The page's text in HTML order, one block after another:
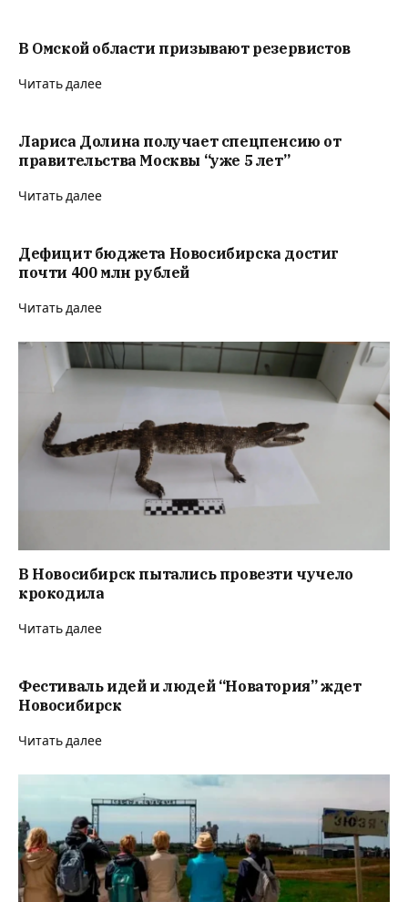
В Омской области призывают резервистов
Читать далее
Лариса Долина получает спецпенсию от
правительства Москвы “уже 5 лет”
Читать далее
Дефицит бюджета Новосибирска достиг
почти 400 млн рублей
Читать далее
В Новосибирск пытались провезти чучело
крокодила
Читать далее
Фестиваль идей и людей “Новатория” ждет
Новосибирск
Читать далее